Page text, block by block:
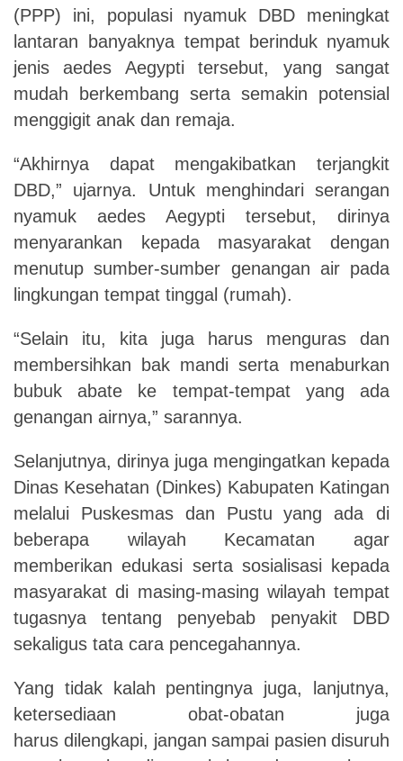
(PPP) ini, populasi nyamuk DBD meningkat
lantaran banyaknya tempat berinduk nyamuk
jenis aedes Aegypti tersebut, yang sangat
mudah berkembang serta semakin potensial
menggigit anak dan remaja.
“Akhirnya dapat mengakibatkan terjangkit
DBD,” ujarnya. Untuk menghindari serangan
nyamuk aedes Aegypti tersebut, dirinya
menyarankan kepada masyarakat dengan
menutup sumber-sumber genangan air pada
lingkungan tempat tinggal (rumah).
“Selain itu, kita juga harus menguras
dan
membersihkan bak mandi serta menaburkan
bubuk abate ke tempat-tempat yang ada
genangan airnya,” sarannya.
Selanjutnya, dirinya juga mengingatkan kepada
Dinas Kesehatan (Dinkes) Kabupaten Katingan
melalui
Puskesmas dan Pustu yang
ada di
beberapa wilayah Kecamatan agar
memberikan edukasi serta sosialisasi kepada
masyarakat di masing-masing wilayah tempat
tugasnya tentang penyebab penyakit DBD
sekaligus tata cara pencegahannya.
Yang tidak kalah pentingnya juga, lanjutnya,
ketersediaan obat-obatan juga
harusdilengkapi, jangan sampai pasien disuruh